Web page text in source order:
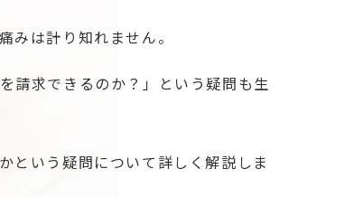
みは計り知れません。
請求できるのか？」という疑問も生
という疑問について詳しく解説しま